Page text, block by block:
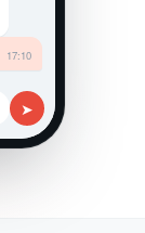
17:10
➤